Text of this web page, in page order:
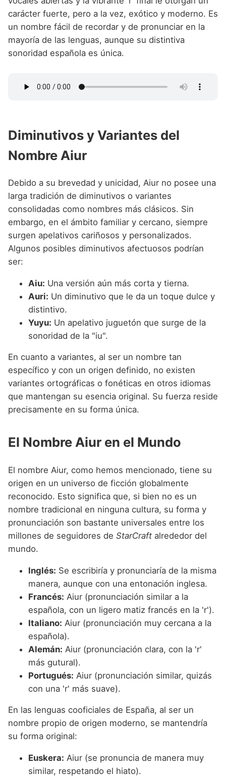
carácter fuerte, pero a la vez, exótico y moderno. Es
un nombre fácil de recordar y de pronunciar en la
mayoría de las lenguas, aunque su distintiva
sonoridad española es única.
Diminutivos y Variantes del
Nombre Aiur
Debido a su brevedad y unicidad, Aiur no posee una
larga tradición de diminutivos o variantes
consolidadas como nombres más clásicos. Sin
embargo, en el ámbito familiar y cercano, siempre
surgen apelativos cariñosos y personalizados.
Algunos posibles diminutivos afectuosos podrían
ser:
Aiu: Una versión aún más corta y tierna.
Auri: Un diminutivo que le da un toque dulce y
distintivo.
Yuyu: Un apelativo juguetón que surge de la
sonoridad de la "iu".
En cuanto a variantes, al ser un nombre tan
específico y con un origen definido, no existen
variantes ortográficas o fonéticas en otros idiomas
que mantengan su esencia original. Su fuerza reside
precisamente en su forma única.
El Nombre Aiur en el Mundo
El nombre Aiur, como hemos mencionado, tiene su
origen en un universo de ficción globalmente
reconocido. Esto significa que, si bien no es un
nombre tradicional en ninguna cultura, su forma y
pronunciación son bastante universales entre los
millones de seguidores de StarCraft alrededor del
mundo.
Inglés: Se escribiría y pronunciaría de la misma
manera, aunque con una entonación inglesa.
Francés: Aiur (pronunciación similar a la
española, con un ligero matiz francés en la 'r').
Italiano: Aiur (pronunciación muy cercana a la
española).
Alemán: Aiur (pronunciación clara, con la 'r'
más gutural).
Portugués: Aiur (pronunciación similar, quizás
con una 'r' más suave).
En las lenguas cooficiales de España, al ser un
nombre propio de origen moderno, se mantendría
su forma original:
Euskera: Aiur (se pronuncia de manera muy
similar, respetando el hiato).